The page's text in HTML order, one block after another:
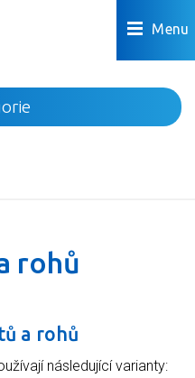
Menu
rohů
a rohů
následující varianty: